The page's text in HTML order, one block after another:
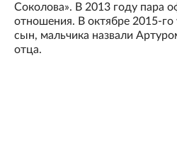
Соколова». В 2013 году пара
отношения. В октябре 2015-го
сын, мальчика назвали
отца.